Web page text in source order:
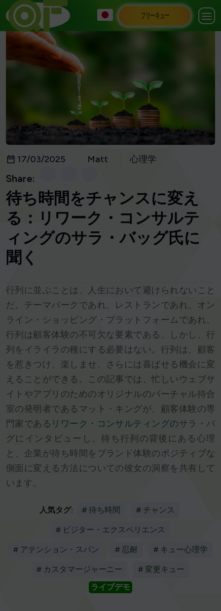
フリーキュー
17/03/2025 Matt 心理学
Share:
待ち時間をチャンスに変え
る：リワーク・コンサルテ
ィングのサラ・バッグ氏に
聞く
行列に並ぶことは、人生において避けられないこと
だ。テーマパークであれ、レストランであれ、オン
ライン・ショッピング・プラットフォームであれ、
行列は顧客体験の不可欠な要素である。しかし、行
列をイライラの種にする必要はない。行列は、顧客
を惹きつけ、楽しませ、さらには喜ばせる機会に変
えることができる。この記事では、忙しいウェブサ
イトやアプリのためのオリジナルのバーチャル待合
室の発明者であるマット・キングが、顧客体験の専
門家である リワーク・コンサルティングのサラ・バ
グにインタビューし、待ち行列の背後にある心理
と、企業が待ち時間をブランド体験のポジティブな
側面に変える方法についての彼女の洞察を共有して
います。
人気タグ: # 待ち時間 # チャンス
# ビジター・エクスペリエンス
# アテンション・スパン # 忍耐 # キュー心理学
# カスタマージャーニー
# 変更キュー
ライブデモ